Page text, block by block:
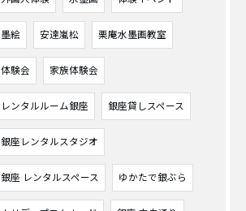
墨絵 安達嵐松 栗庵水墨画教室
体験会 家族体験会
レンタルルーム銀座 銀座貸しスペース
銀座レンタルスタジオ
銀座 レンタルスペース ゆかたで銀ぶら